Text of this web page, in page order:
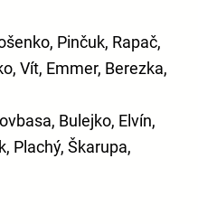
Pinčuk, Rapač,
Vít, Emmer, Berezka,
Bulejko, Elvín,
Plachý, Škarupa,